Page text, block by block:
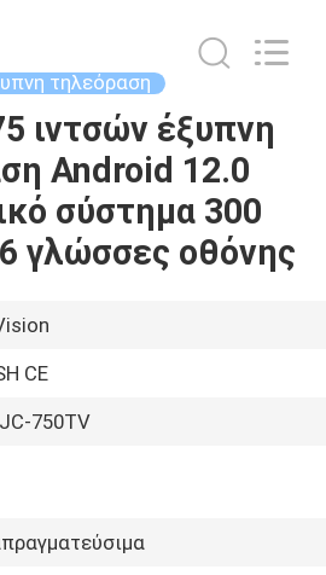
τηλεόραση
ιντσών έξυπνη
Android 12.0
σύστημα 300
γλώσσες οθόνης
CE
750TV